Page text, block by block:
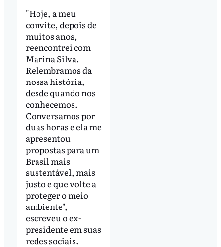
"Hoje, a meu
convite, depois de
muitos anos,
reencontrei com
Marina Silva.
Relembramos da
nossa história,
desde quando nos
conhecemos.
Conversamos por
duas horas e ela me
apresentou
propostas para um
Brasil mais
sustentável, mais
justo e que volte a
proteger o meio
ambiente",
escreveu o ex-
presidente em suas
redes sociais.